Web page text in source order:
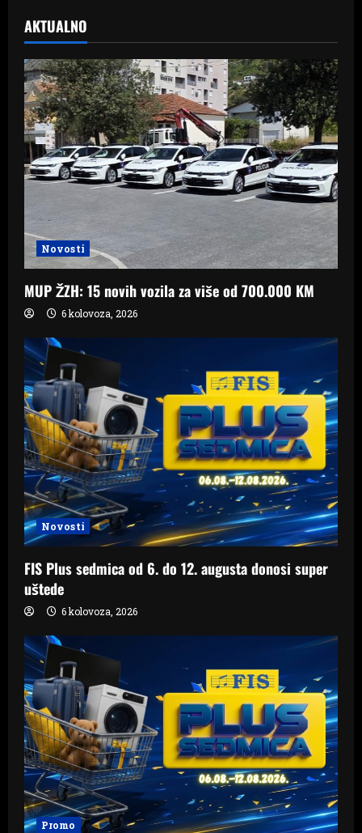
AKTUALNO
Novosti
MUP ŽZH: 15 novih vozila za više od 700.000 KM
6 kolovoza, 2026
Novosti
FIS Plus sedmica od 6. do 12. augusta donosi super
uštede
6 kolovoza, 2026
Promo